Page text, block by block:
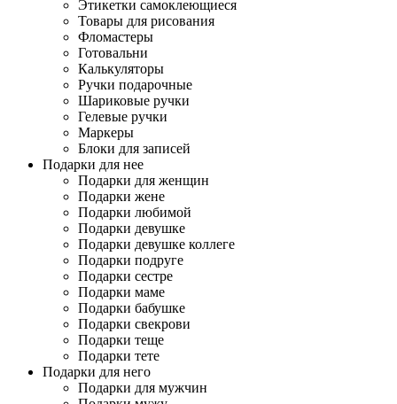
Этикетки самоклеющиеся
Товары для рисования
Фломастеры
Готовальни
Калькуляторы
Ручки подарочные
Шариковые ручки
Гелевые ручки
Маркеры
Блоки для записей
Подарки для нее
Подарки для женщин
Подарки жене
Подарки любимой
Подарки девушке
Подарки девушке коллеге
Подарки подруге
Подарки сестре
Подарки маме
Подарки бабушке
Подарки свекрови
Подарки теще
Подарки тете
Подарки для него
Подарки для мужчин